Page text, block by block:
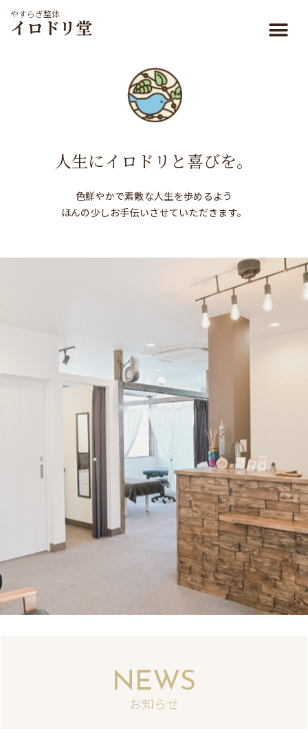
やすらぎ整体
イロドリ堂
人生にイロドリと喜びを。
色鮮やかで素敵な人生を歩めるよう
ほんの少しお手伝いさせていただきます。
NEWS
お知らせ